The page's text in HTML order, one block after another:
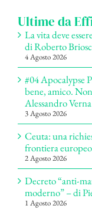
Ultime da
La vita deve
di Roberto
4 Agosto 2026
#04 Apocalypse
bene, amico.
Alessandro Verna
3 Agosto 2026
Ceuta: una
frontiera
2 Agosto 2026
Decreto “anti-
moderno” – di
1 Agosto 2026